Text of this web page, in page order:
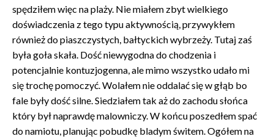
spędziłem więc na plaży. Nie miałem zbyt wielkiego
doświadczenia z tego typu aktywnością, przywykłem
również do piaszczystych, bałtyckich wybrzeży. Tutaj zaś
była goła skała. Dość niewygodna do chodzenia i
potencjalnie kontuzjogenna, ale mimo wszystko udało mi
się trochę pomoczyć. Wolałem nie oddalać się w głąb bo
fale były dość silne. Siedziałem tak aż do zachodu słońca
który był naprawdę malowniczy. W końcu poszedłem spać
do namiotu, planując pobudkę bladym świtem. Ogółem na